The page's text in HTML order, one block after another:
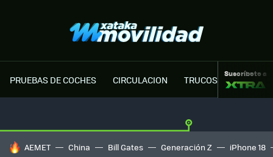
PRUEBAS DE COCHES CIRCULACION TRUCOS MOTOR
Suscríbete a
HOY SE HABLA DE
AEMET China Bill Gates Generación Z iPhone 18